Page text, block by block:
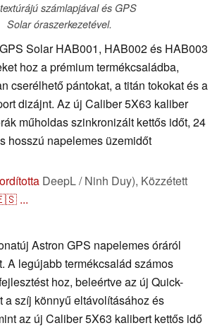
számlapjával és GPS
Solar óraszerkezetével.
Solar HAB001, HAB002 és HAB003
hoz a prémium termékcsaládba,
cserélhető pántokat, a titán tokokat és a
dizájnt. Az új Caliber 5X63 kaliber
műholdas szinkronizált kettős időt, 24
hosszú napelemes üzemidőt
DeepL / Ninh Duy), Közzétett
...
Astron GPS napelemes óráról
A legújabb termékcsalád számos
hoz, beleértve az új Quick-
a szíj könnyű eltávolításához és
az új Caliber 5X63 kalibert kettős idő